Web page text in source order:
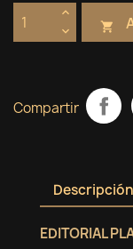

Compartir
Descripción
EDITORIAL